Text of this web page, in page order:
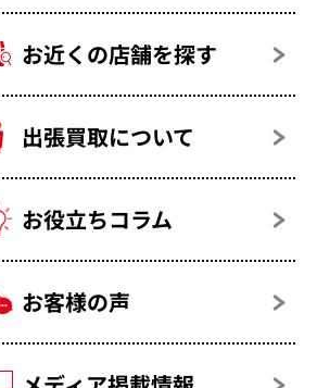
お近くの店舗を探す
出張買取について
お役立ちコラム
お客様の声